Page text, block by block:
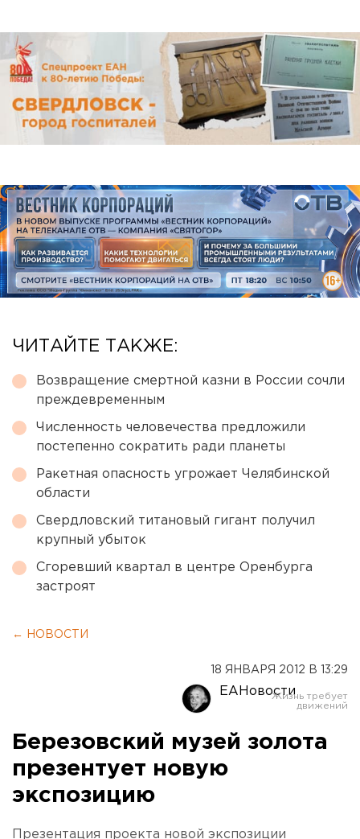
ЧИТАЙТЕ ТАКЖЕ:
Возвращение смертной казни в России сочли
преждевременным
Численность человечества предложили
постепенно сократить ради планеты
Ракетная опасность угрожает Челябинской
области
Свердловский титановый гигант получил
крупный убыток
Сгоревший квартал в центре Оренбурга
застроят
← НОВОСТИ
18 ЯНВАРЯ 2012 В 13:29
ЕАНовости
Березовский музей золота
презентует новую
экспозицию
Презентация проекта новой экспозиции